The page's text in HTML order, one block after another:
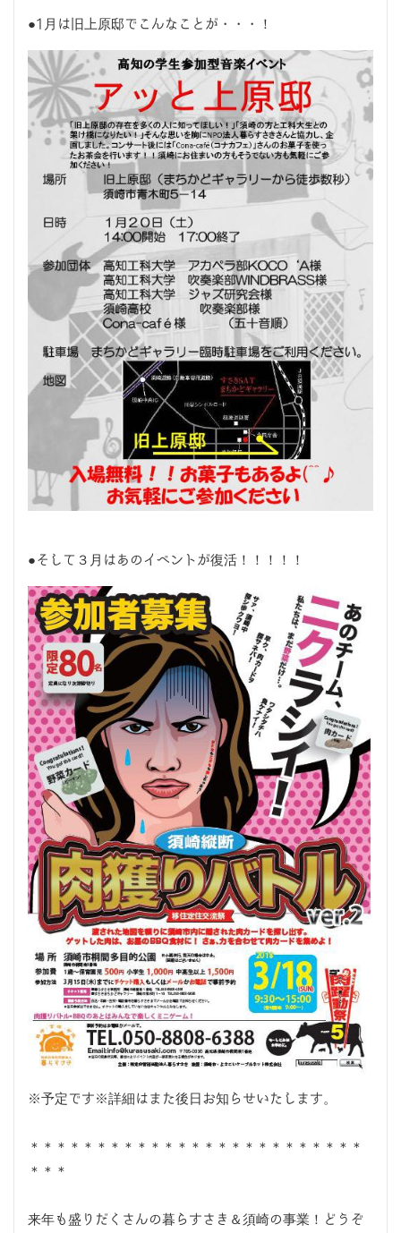
●1月は旧上原邸でこんなことが・・・！
●そして３月はあのイベントが復活！！！！！
※予定です※詳細はまた後日お知らせいたします。
＊＊＊＊＊＊＊＊＊＊＊＊＊＊＊＊＊＊＊＊＊＊＊＊＊
＊＊＊
来年も盛りだくさんの暮らすさき＆須崎の事業！どうぞ